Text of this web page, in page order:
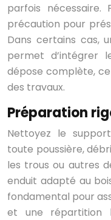
parfois nécessaire.
précaution pour
Dans certains cas,
permet d’intégrer
dépose complète,
des travaux.
Préparation
Nettoyez le
toute poussière,
les trous ou autres
enduit adapté au
fondamental pour
et une répartition